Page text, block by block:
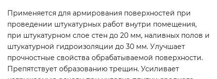
Применяется для армирования поверхностей при
проведении штукатурных работ внутри помещения,
при штукатурном слое стен до 20 мм, наливных полов и
штукатурной гидроизоляции до 30 мм. Улучшает
прочностные свойства обрабатываемой поверхности.
Препятствует образованию трещин. Усиливает